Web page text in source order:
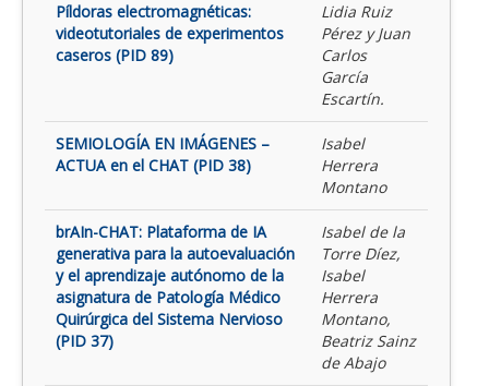
Píldoras electromagnéticas:
videotutoriales de experimentos
caseros (PID 89)
Lidia Ruiz
Pérez y Juan
Carlos
García
Escartín.
SEMIOLOGÍA EN IMÁGENES –
ACTUA en el CHAT (PID 38)
Isabel
Herrera
Montano
brAIn-CHAT: Plataforma de IA
generativa para la autoevaluación
y el aprendizaje autónomo de la
asignatura de Patología Médico
Quirúrgica del Sistema Nervioso
(PID 37)
Isabel de la
Torre Díez,
Isabel
Herrera
Montano,
Beatriz Sainz
de Abajo